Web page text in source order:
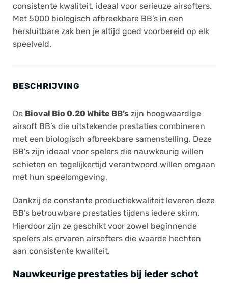
consistente kwaliteit, ideaal voor serieuze airsofters.
Met 5000 biologisch afbreekbare BB’s in een
hersluitbare zak ben je altijd goed voorbereid op elk
speelveld.
BESCHRIJVING
De Bioval Bio 0.20 White BB’s zijn hoogwaardige
airsoft BB’s die uitstekende prestaties combineren
met een biologisch afbreekbare samenstelling. Deze
BB’s zijn ideaal voor spelers die nauwkeurig willen
schieten en tegelijkertijd verantwoord willen omgaan
met hun speelomgeving.
Dankzij de constante productiekwaliteit leveren deze
BB’s betrouwbare prestaties tijdens iedere skirm.
Hierdoor zijn ze geschikt voor zowel beginnende
spelers als ervaren airsofters die waarde hechten
aan consistente kwaliteit.
Nauwkeurige prestaties bij ieder schot